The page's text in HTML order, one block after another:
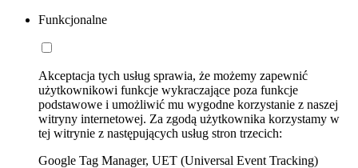
Funkcjonalne
Akceptacja tych usług sprawia, że możemy zapewnić
użytkownikowi funkcje wykraczające poza funkcje
podstawowe i umożliwić mu wygodne korzystanie z naszej
witryny internetowej. Za zgodą użytkownika korzystamy w
tej witrynie z następujących usług stron trzecich:
Google Tag Manager, UET (Universal Event Tracking)